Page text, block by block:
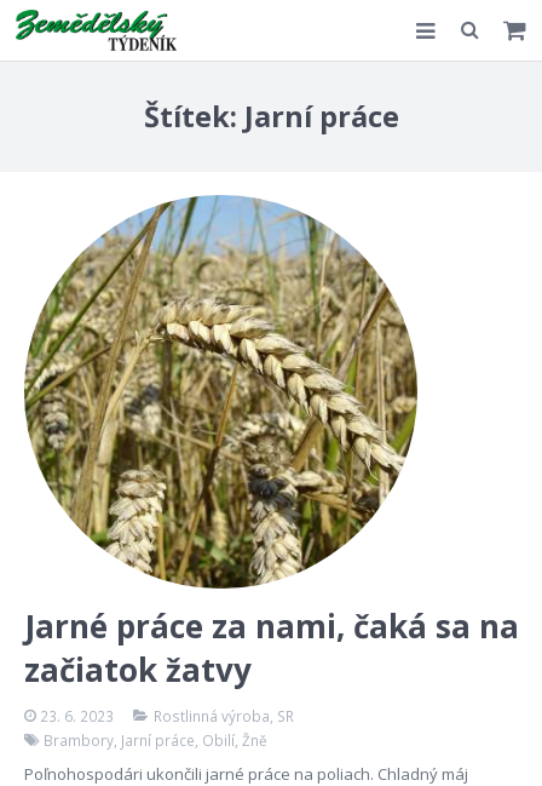
Kontakt
Štítek: Jarní práce
Jarné práce za nami, čaká sa na
začiatok žatvy
23. 6. 2023 Rostlinná výroba, SR
Brambory, Jarní práce, Obilí,Žně
Poľnohospodári ukončili jarné práce na poliach. Chladný máj